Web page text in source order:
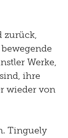
zurück,
Werke,
ihre
wieder von
Tinguely